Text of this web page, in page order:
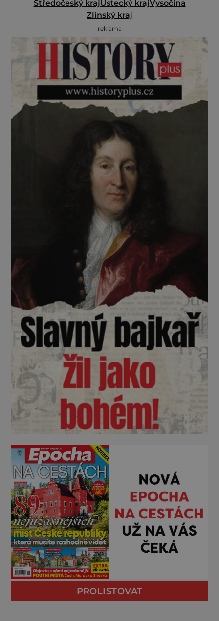
Středočeský krajÚstecký krajVysočina
Zlínský kraj
reklama
PROLISTOVAT